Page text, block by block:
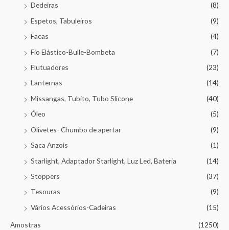
Dedeiras
(8)
Espetos, Tabuleiros
(9)
Facas
(4)
Fio Elástico-Bulle-Bombeta
(7)
Flutuadores
(23)
Lanternas
(14)
Missangas, Tubito, Tubo Slicone
(40)
Óleo
(5)
Olivetes- Chumbo de apertar
(9)
Saca Anzois
(1)
Starlight, Adaptador Starlight, Luz Led, Bateria
(14)
Stoppers
(37)
Tesouras
(9)
Vários Acessórios-Cadeiras
(15)
Amostras
(1250)